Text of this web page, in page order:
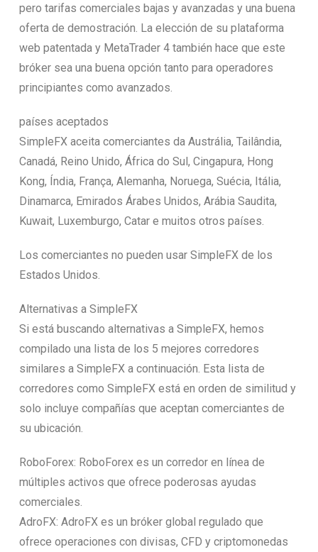
pero tarifas comerciales bajas y avanzadas y una buena
oferta de demostración. La elección de su plataforma
web patentada y MetaTrader 4 también hace que este
bróker sea una buena opción tanto para operadores
principiantes como avanzados.
países aceptados
SimpleFX aceita comerciantes da Austrália, Tailândia,
Canadá, Reino Unido, África do Sul, Cingapura, Hong
Kong, Índia, França, Alemanha, Noruega, Suécia, Itália,
Dinamarca, Emirados Árabes Unidos, Arábia Saudita,
Kuwait, Luxemburgo, Catar e muitos otros países.
Los comerciantes no pueden usar SimpleFX de los
Estados Unidos.
Alternativas a SimpleFX
Si está buscando alternativas a SimpleFX, hemos
compilado una lista de los 5 mejores corredores
similares a SimpleFX a continuación. Esta lista de
corredores como SimpleFX está en orden de similitud y
solo incluye compañías que aceptan comerciantes de
su ubicación.
RoboForex: RoboForex es un corredor en línea de
múltiples activos que ofrece poderosas ayudas
comerciales.
AdroFX: AdroFX es un bróker global regulado que
ofrece operaciones con divisas, CFD y criptomonedas